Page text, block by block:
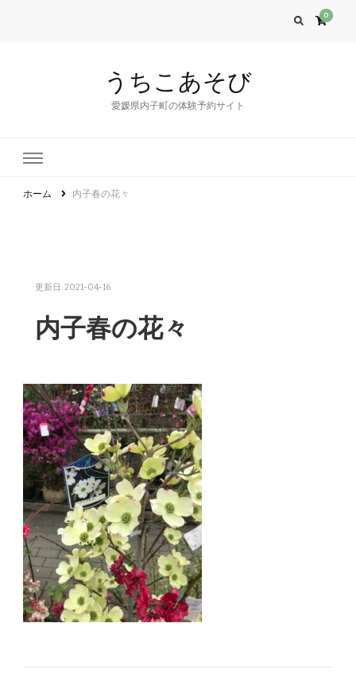
0
うちこあそび
愛媛県内子町の体験予約サイト
ホーム 内子春の花々
更新日:2021-04-16
内子春の花々